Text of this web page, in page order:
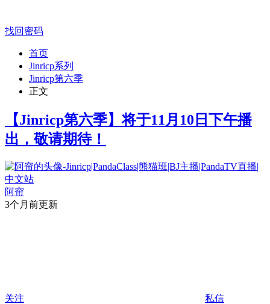
找回密码
首页
Jinricp系列
Jinricp第六季
正文
【Jinricp第六季】将于11月10日下午播
出，敬请期待！
阿帘
3个月前更新
关注 私信